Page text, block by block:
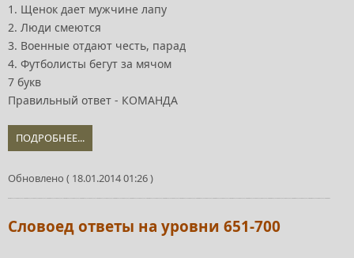
1. Щенок дает мужчине лапу
2. Люди смеются
3. Военные отдают честь, парад
4. Футболисты бегут за мячом
7 букв
Правильный ответ - КОМАНДА
ПОДРОБНЕЕ...
Обновлено ( 18.01.2014 01:26 )
Словоед ответы на уровни 651-700